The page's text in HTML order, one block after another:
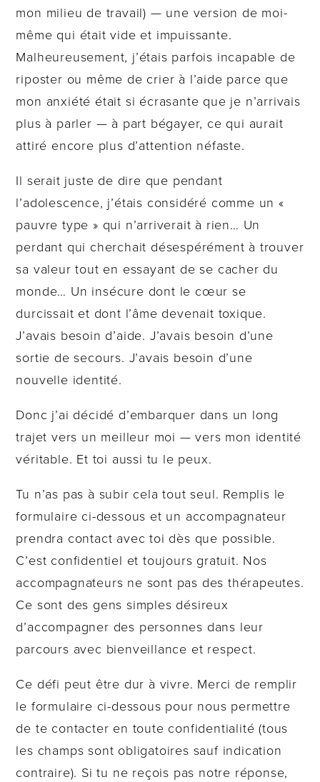
mon milieu de travail) — une version de moi-
même qui était vide et impuissante.
Malheureusement, j’étais parfois incapable de
riposter ou même de crier à l’aide parce que
mon anxiété était si écrasante que je n’arrivais
plus à parler — à part bégayer, ce qui aurait
attiré encore plus d’attention néfaste.
Il serait juste de dire que pendant
l’adolescence, j’étais considéré comme un «
pauvre type » qui n’arriverait à rien… Un
perdant qui cherchait désespérément à trouver
sa valeur tout en essayant de se cacher du
monde… Un insécure dont le cœur se
durcissait et dont l’âme devenait toxique.
J’avais besoin d’aide. J’avais besoin d’une
sortie de secours. J’avais besoin d’une
nouvelle identité.
Donc j’ai décidé d’embarquer dans un long
trajet vers un meilleur moi — vers mon identité
véritable. Et toi aussi tu le peux.
Tu n’as pas à subir cela tout seul. Remplis le
formulaire ci-dessous et un accompagnateur
prendra contact avec toi dès que possible.
C’est confidentiel et toujours gratuit. Nos
accompagnateurs ne sont pas des thérapeutes.
Ce sont des gens simples désireux
d’accompagner des personnes dans leur
parcours avec bienveillance et respect.
Ce défi peut être dur à vivre. Merci de remplir
le formulaire ci-dessous pour nous permettre
de te contacter en toute confidentialité (tous
les champs sont obligatoires sauf indication
contraire). Si tu ne reçois pas notre réponse,